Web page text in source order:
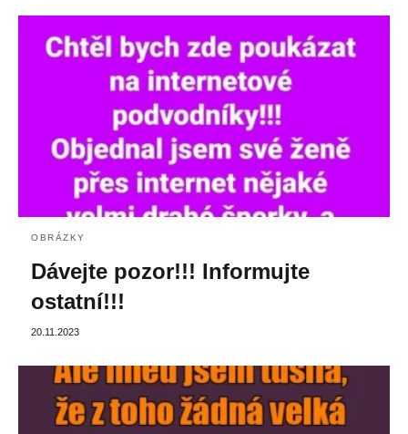
OBRÁZKY
Dávejte pozor!!! Informujte
ostatní!!!
20.11.2023